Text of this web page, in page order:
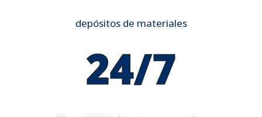
depósitos de materiales
24/7